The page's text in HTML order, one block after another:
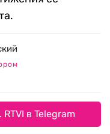
в Telegram